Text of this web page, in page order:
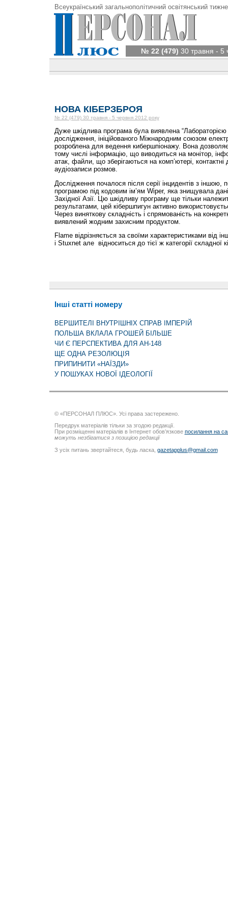
Всеукраїнський загальнополітичний освітянський
№ 22 (479) 30 травня - 5
НОВА КІБЕРЗБРОЯ
№ 22 (479) 30 травня - 5 червня 2012 року
Дуже шкідлива програма була виявлена “Лабораторією
дослідження, ініційованого Міжнародним союзом
розроблена для ведення кибершпіонажу. Вона
тому числі інформацію, що виводиться на монітор,
атак, файли, що зберігаються на комп’ютері, контактні
аудіозаписи розмов.
Дослідження почалося після серії інцидентів з
програмою під кодовим ім’ям Wiper, яка знищувала
Західної Азії. Цю шкідливу програму ще тільки
результатами, цей кібершпигун активно
Через виняткову складність і спрямованість на
виявлений жодним захисним продуктом.
Flame відрізняється за своїми характеристиками від
і Stuxnet але відноситься до тієї ж категорії складної
Інші статті номеру
ВЕРШИТЕЛІ ВНУТРІШНІХ СПРАВ ІМПЕРІЙ
ПОЛЬША ВКЛАЛА ГРОШЕЙ БІЛЬШЕ
ЧИ Є ПЕРСПЕКТИВА ДЛЯ АН-148
ЩЕ ОДНА РЕЗОЛЮЦІЯ
ПРИПИНИТИ «НАЇЗДИ»
У ПОШУКАХ НОВОЇ ІДЕОЛОГІЇ
© «ПЕРСОНАЛ ПЛЮС». Усі права застережено.
Передрук матеріалів тільки за згодою редакції.
При розміщенні матеріалів в Інтернет обов’язкове посилання на
можуть незбігатися з позицією редакції
З усіх питань звертайтеся, будь ласка, gazetapplus@gmail.com